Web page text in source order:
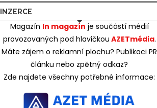
INZERCE
Magazín In magazín je součástí médií
provozovaných pod hlavičkou AZETmédia.
Máte zájem o reklamní plochu? Publikaci PR
článku nebo zpětný odkaz?
Zde najdete všechny potřebné informace: